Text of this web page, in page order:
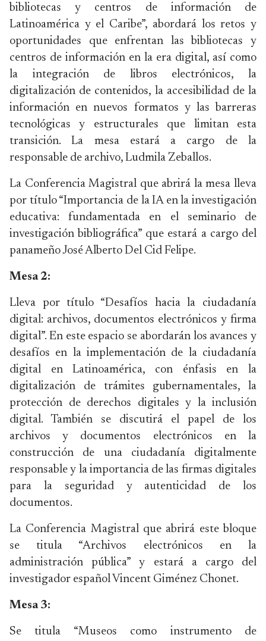
bibliotecas y centros de información de
Latinoamérica y el Caribe”, abordará los retos y
oportunidades que enfrentan las bibliotecas y
centros de información en la era digital, así como
la integración de libros electrónicos, la
digitalización de contenidos, la accesibilidad de la
información en nuevos formatos y las barreras
tecnológicas y estructurales que limitan esta
transición. La mesa estará a cargo de la
responsable de archivo, Ludmila Zeballos.
La Conferencia Magistral que abrirá la mesa lleva
por título “Importancia de la IA en la investigación
educativa: fundamentada en el seminario de
investigación bibliográfica” que estará a cargo del
panameño José Alberto Del Cid Felipe.
Mesa 2:
Lleva por título “Desafíos hacia la ciudadanía
digital: archivos, documentos electrónicos y firma
digital”. En este espacio se abordarán los avances y
desafíos en la implementación de la ciudadanía
digital en Latinoamérica, con énfasis en la
digitalización de trámites gubernamentales, la
protección de derechos digitales y la inclusión
digital. También se discutirá el papel de los
archivos y documentos electrónicos en la
construcción de una ciudadanía digitalmente
responsable y la importancia de las firmas digitales
para la seguridad y autenticidad de los
documentos.
La Conferencia Magistral que abrirá este bloque
se titula “Archivos electrónicos en la
administración pública” y estará a cargo del
investigador español Vincent Giménez Chonet.
Mesa 3:
Se titula “Museos como instrumento de